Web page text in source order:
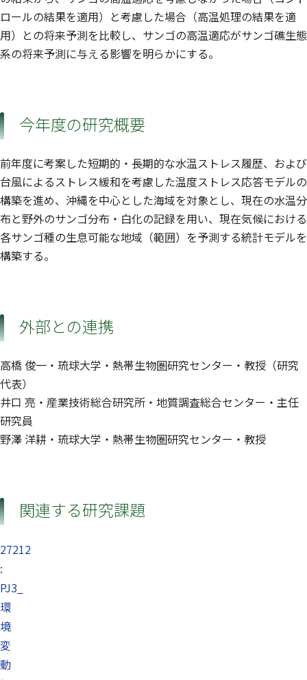
ロールの結果を適用）と考慮した場合（高温処理の結果を適
用）との将来予測を比較し、サンゴの高温適応がサンゴ礁生態
系の将来予測に与える影響を明らかにする。
今年度の研究概要
前年度に考案した短期的・長期的な水温ストレス履歴、および
台風によるストレス緩和を考慮した温度ストレス応答モデルの
構築を進め、沖縄を中心とした海域を対象とし、現在の水温分
布と野外のサンゴ分布・白化の記録を用い、現在気候における
各サンゴ種の生息可能な地域（範囲）を予測する統計モデルを
構築する。
外部との連携
高橋 俊一・琉球大学・熱帯生物圏研究センター・教授（研究
代表）
井口 亮・産業技術総合研究所・地質調査総合センター・主任
研究員
野澤 洋耕・琉球大学・熱帯生物圏研究センター・教授
関連する研究課題
27212
:
PJ3_
環
境
変
動